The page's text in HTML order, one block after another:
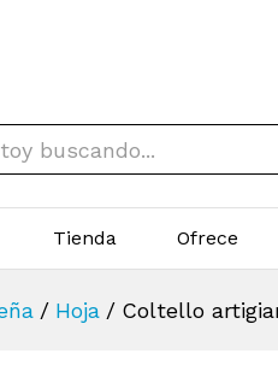
Tienda Ofrece
/ Hoja / Coltello